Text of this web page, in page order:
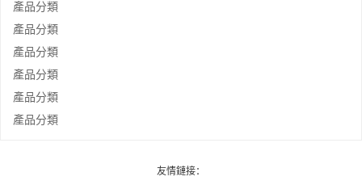
產品分類
產品分類
產品分類
產品分類
產品分類
產品分類
友情鏈接：